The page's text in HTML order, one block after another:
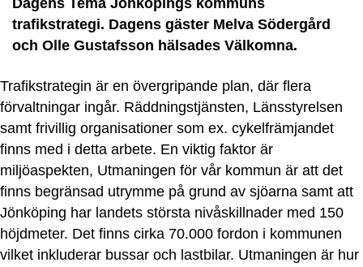
Dagens Tema Jönköpings kommuns
trafikstrategi. Dagens gäster Melva Södergård
och Olle Gustafsson hälsades Välkomna.
Trafikstrategin är en övergripande plan, där flera
förvaltningar ingår. Räddningstjänsten, Länsstyrelsen
samt frivillig organisationer som ex. cykelfrämjandet
finns med i detta arbete. En viktig faktor är
miljöaspekten, Utmaningen för vår kommun är att det
finns begränsad utrymme på grund av sjöarna samt att
Jönköping har landets största nivåskillnader med 150
höjdmeter. Det finns cirka 70.000 fordon i kommunen
vilket inkluderar bussar och lastbilar. Utmaningen är hur